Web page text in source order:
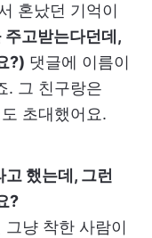
혼났던 기억이
주고받는다던데,
?) 댓글에 이름이
. 그 친구랑은
초대했어요.
했는데, 그런
?
냥 착한 사람이